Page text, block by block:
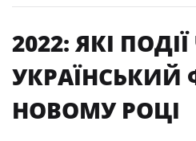
2022: ЯКІ
УКРАЇНСЬКИЙ
НОВОМУ РОЦІ